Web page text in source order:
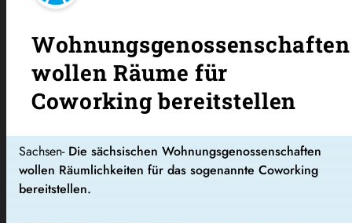
Wohnungsgenossenschaften
wollen Räume für
Coworking bereitstellen
Sachsen- Die sächsischen Wohnungsgenossenschaften
wollen Räumlichkeiten für das sogenannte Coworking
bereitstellen.